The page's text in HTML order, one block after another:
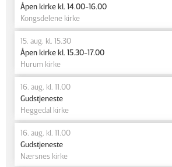
Åpen kirke kl. 14.00-16.00
Kongsdelene kirke
15. aug. kl. 15.30
Åpen kirke kl. 15.30-17.00
Hurum kirke
16. aug. kl. 11.00
Gudstjeneste
Heggedal kirke
16. aug. kl. 11.00
Gudstjeneste
Nærsnes kirke